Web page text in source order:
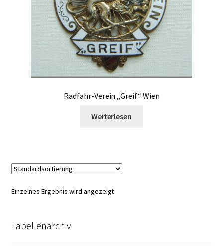
Radfahr-Verein „Greif“ Wien
Weiterlesen
Einzelnes Ergebnis wird angezeigt
Tabellenarchiv